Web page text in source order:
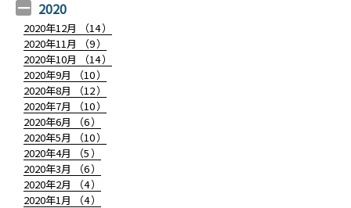
ー
シ
ョ
ン
2021年4月 （
2021年3月 （
2021年2月 （
2021年1月 （
2020
2020年12月 （14）
2020年11月 （9）
2020年10月 （14）
2020年9月 （10）
2020年8月 （12）
2020年7月 （10）
2020年6月 （6）
2020年5月 （10）
2020年4月 （5）
2020年3月 （6）
2020年2月 （4）
2020年1月 （4）